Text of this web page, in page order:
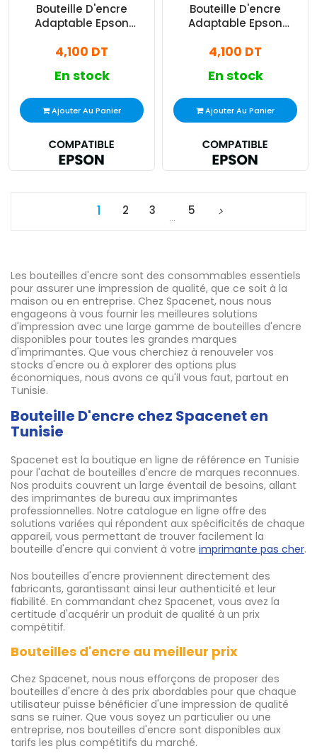
Bouteille D'encre
Adaptable Epson
70 ml Magenta
4,100 DT
En stock
Ajouter Au Panier
Bouteille D'encre
Adaptable Epson
70 ml Jaune
4,100 DT
En stock
Ajouter Au Panier
1 2 3
…
5
Les bouteilles d'encre sont des consommables essentiels
pour assurer une impression de qualité, que ce soit à la
maison ou en entreprise. Chez Spacenet, nous nous
engageons à vous fournir les meilleures solutions
d'impression avec une large gamme de bouteilles d'encre
disponibles pour toutes les grandes marques
d'imprimantes. Que vous cherchiez à renouveler vos
stocks d'encre ou à explorer des options plus
économiques, nous avons ce qu'il vous faut, partout en
Tunisie.
Bouteille D'encre chez Spacenet en
Tunisie
Spacenet est la boutique en ligne de référence en Tunisie
pour l'achat de bouteilles d'encre de marques reconnues.
Nos produits couvrent un large éventail de besoins, allant
des imprimantes de bureau aux imprimantes
professionnelles. Notre catalogue en ligne offre des
solutions variées qui répondent aux spécificités de chaque
appareil, vous permettant de trouver facilement la
bouteille d'encre qui convient à votre imprimante pas cher.
Nos bouteilles d'encre proviennent directement des
fabricants, garantissant ainsi leur authenticité et leur
fiabilité. En commandant chez Spacenet, vous avez la
certitude d'acquérir un produit de qualité à un prix
compétitif.
Bouteilles d'encre au meilleur prix
Chez Spacenet, nous nous efforçons de proposer des
bouteilles d'encre à des prix abordables pour que chaque
utilisateur puisse bénéficier d'une impression de qualité
sans se ruiner. Que vous soyez un particulier ou une
entreprise, nos bouteilles d'encre sont disponibles aux
tarifs les plus compétitifs du marché.